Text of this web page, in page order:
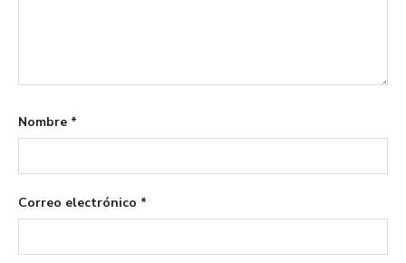
Nombre *
Correo electrónico *